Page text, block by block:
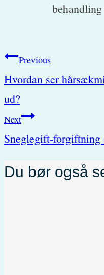
Post
navigation
Previous
Hvordan ser
ud?
Next
Sneglegift-forgiftning
Du bør også